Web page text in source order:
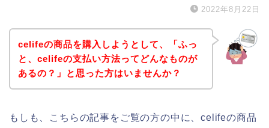
2022年8月22日
celifeの商品を購入しようとして、「ふっ
と、celifeの支払い方法ってどんなものが
あるの？」と思った方はいませんか？
もしも、こちらの記事をご覧の方の中に、celifeの商品